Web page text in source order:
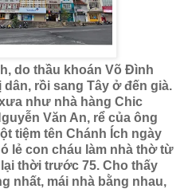
do thầu khoán Võ Đình
rồi sang Tây ở đến già.
như nhà hàng Chic
Văn An, rể của ông
tiệm tên Chánh Ích ngày
lẻ con cháu làm nhà thờ từ
thời trước 75. Cho thấy
nhất, mái nhà bằng nhau,